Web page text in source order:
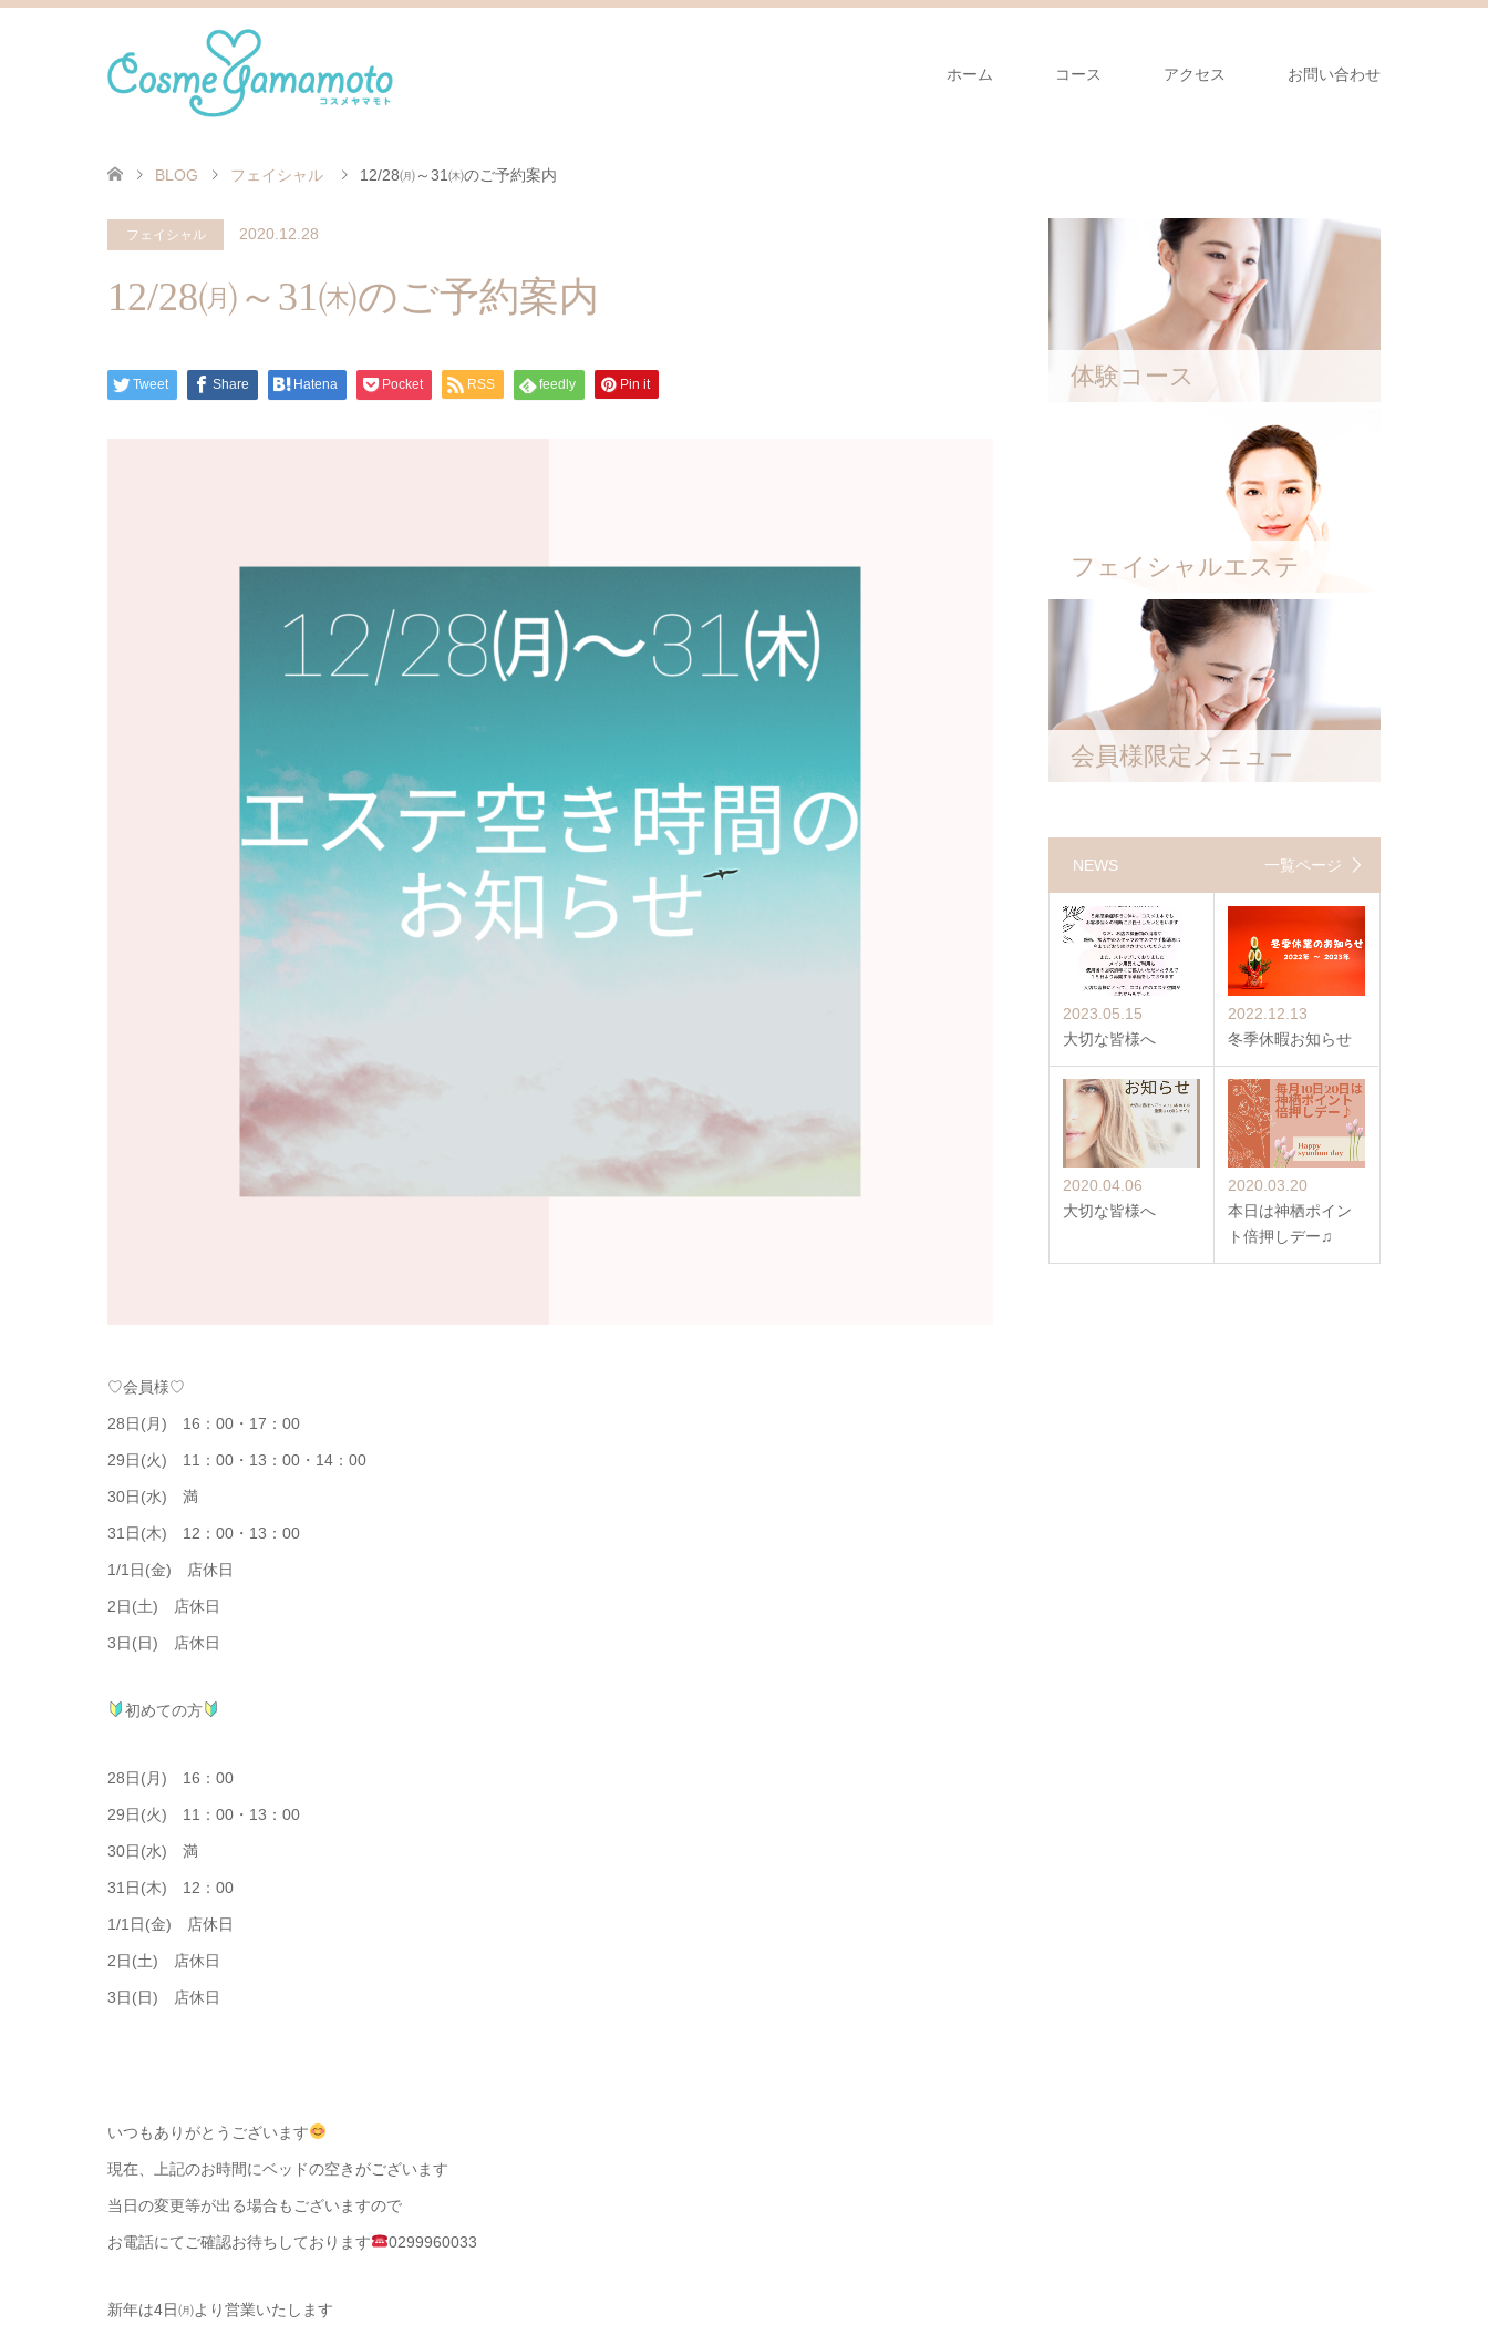
ホーム コース アクセス お問い合わせ
BLOG フェイシャル 12/28㈪～31㈭のご予約案内
フェイシャル 2020.12.28
12/28㈪～31㈭のご予約案内
Tweet Share Hatena Pocket RSS feedly Pin it
♡会員様♡
28日(月) 16：00・17：00
29日(火) 11：00・13：00・14：00
30日(水) 満
31日(木) 12：00・13：00
1/1日(金) 店休日
2日(土) 店休日
3日(日) 店休日
初めての方
28日(月) 16：00
29日(火) 11：00・13：00
30日(水) 満
31日(木) 12：00
1/1日(金) 店休日
2日(土) 店休日
3日(日) 店休日
いつもありがとうございます
現在、上記のお時間にベッドの空きがございます
当日の変更等が出る場合もございますので
お電話にてご確認お待ちしております 0299960033
新年は4日㈪より営業いたします
体験コース
フェイシャルエステ
会員様限定メニュー
NEWS 一覧ページ
2023.05.15
大切な皆様へ
2022.12.13
冬季休暇お知らせ
2020.04.06
大切な皆様へ
2020.03.20
本日は神栖ポイン
ト倍押しデー♫